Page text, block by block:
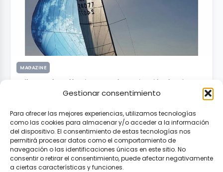
Gestionar consentimiento
Para ofrecer las mejores experiencias, utilizamos tecnologías
como las cookies para almacenar y/o acceder a la información
del dispositivo. El consentimiento de estas tecnologías nos
permitirá procesar datos como el comportamiento de
navegación o las identificaciones únicas en este sitio. No
consentir o retirar el consentimiento, puede afectar negativamente
a ciertas características y funciones.
MAGAZINE
Málaga, vela, golf y vinos con denominación de origen